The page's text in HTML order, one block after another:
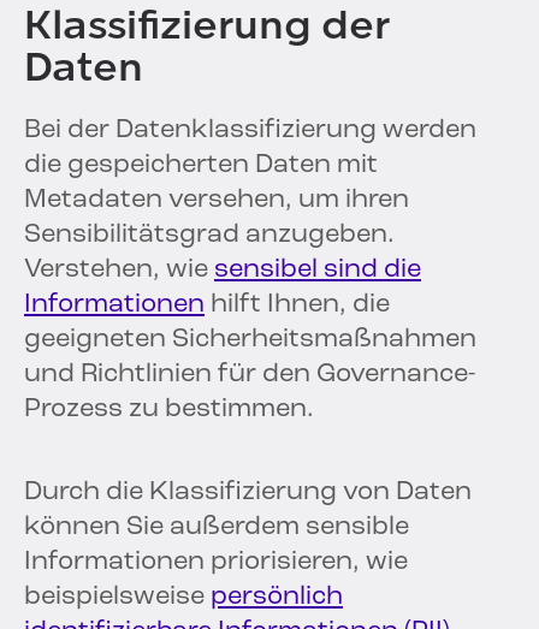
Klassifizierung der
Daten
Bei der Datenklassifizierung werden
die gespeicherten Daten mit
Metadaten versehen, um ihren
Sensibilitätsgrad anzugeben.
Verstehen, wie sensibel sind die
Informationen hilft Ihnen, die
geeigneten Sicherheitsmaßnahmen
und Richtlinien für den Governance-
Prozess zu bestimmen.
Durch die Klassifizierung von Daten
können Sie außerdem sensible
Informationen priorisieren, wie
beispielsweise persönlich